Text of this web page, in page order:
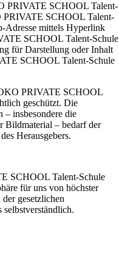
PRIVATE SCHOOL Talent-
PRIVATE SCHOOL Talent-
Adresse mittels Hyperlink
SCHOOL Talent-Schule
für Darstellung oder Inhalt
SCHOOL Talent-Schule
PRIVATE SCHOOL
geschützt. Die
insbesondere die
Bildmaterial – bedarf der
Herausgebers.
SCHOOL Talent-Schule
für uns von höchster
gesetzlichen